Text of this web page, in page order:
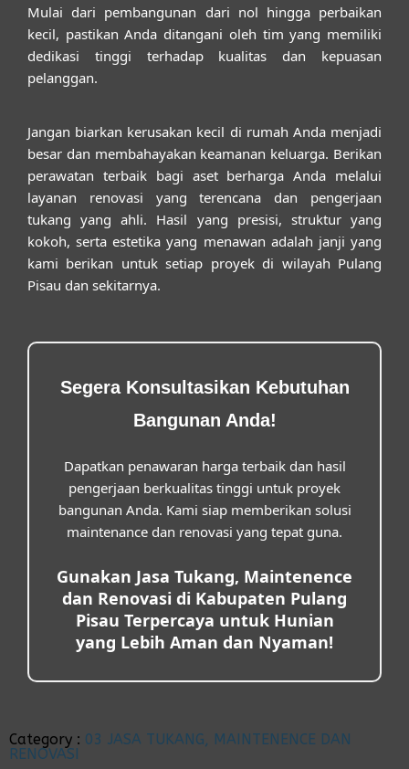
Mulai dari pembangunan dari nol hingga perbaikan
kecil, pastikan Anda ditangani oleh tim yang memiliki
dedikasi tinggi terhadap kualitas dan kepuasan
pelanggan.
Jangan biarkan kerusakan kecil di rumah Anda menjadi
besar dan membahayakan keamanan keluarga. Berikan
perawatan terbaik bagi aset berharga Anda melalui
layanan renovasi yang terencana dan pengerjaan
tukang yang ahli. Hasil yang presisi, struktur yang
kokoh, serta estetika yang menawan adalah janji yang
kami berikan untuk setiap proyek di wilayah Pulang
Pisau dan sekitarnya.
Segera Konsultasikan Kebutuhan
Bangunan Anda!
Dapatkan penawaran harga terbaik dan hasil
pengerjaan berkualitas tinggi untuk proyek
bangunan Anda. Kami siap memberikan solusi
maintenance dan renovasi yang tepat guna.
Gunakan Jasa Tukang, Maintenence
dan Renovasi di Kabupaten Pulang
Pisau Terpercaya untuk Hunian
yang Lebih Aman dan Nyaman!
Category : 03 JASA TUKANG, MAINTENENCE DAN
RENOVASI